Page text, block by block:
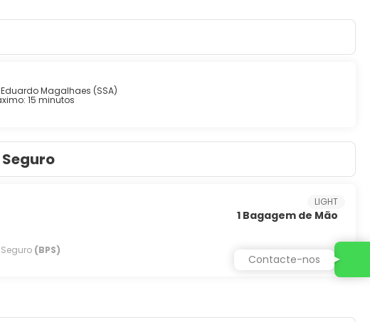
Magalhaes (SSA)
15 minutos
(BPS)
LIGHT
1 Bagagem de Mão
Contacte-nos